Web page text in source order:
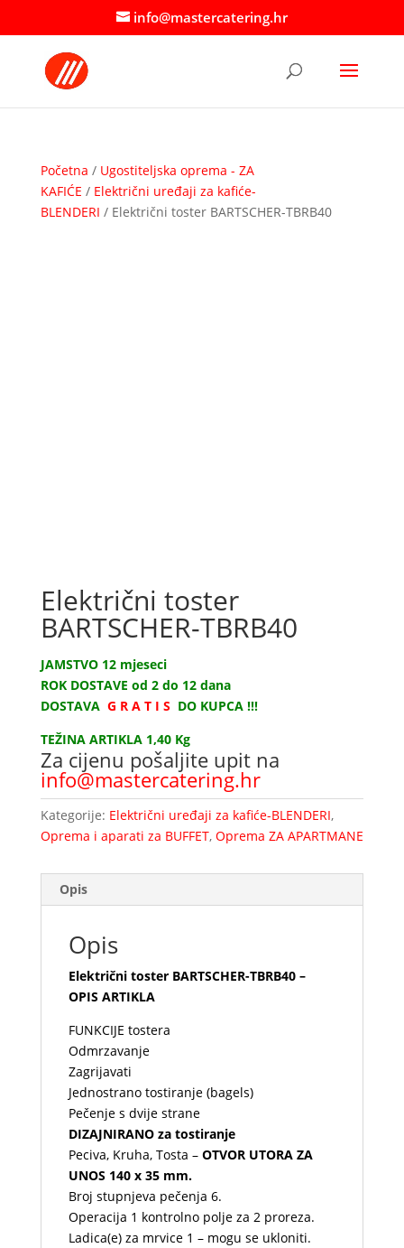
info@mastercatering.hr
Početna / Ugostiteljska oprema - ZA
KAFIĆE / Električni uređaji za kafiće-
BLENDERI / Električni toster BARTSCHER-TBRB40
Električni toster
BARTSCHER-TBRB40
JAMSTVO 12 mjeseci
ROK DOSTAVE od 2 do 12 dana
DOSTAVA G R A T I S DO KUPCA !!!
TEŽINA ARTIKLA 1,40 Kg
Za cijenu pošaljite upit na
info@mastercatering.hr
Kategorije: Električni uređaji za kafiće-BLENDERI,
Oprema i aparati za BUFFET, Oprema ZA APARTMANE
Opis
Opis
Električni toster BARTSCHER-TBRB40 –
OPIS ARTIKLA
FUNKCIJE tostera
Odmrzavanje
Zagrijavati
Jednostrano tostiranje (bagels)
Pečenje s dvije strane
DIZAJNIRANO za tostiranje
Peciva, Kruha, Tosta – OTVOR UTORA ZA
UNOS 140 x 35 mm.
Broj stupnjeva pečenja 6.
Operacija 1 kontrolno polje za 2 proreza.
Ladica(e) za mrvice 1 – mogu se ukloniti.